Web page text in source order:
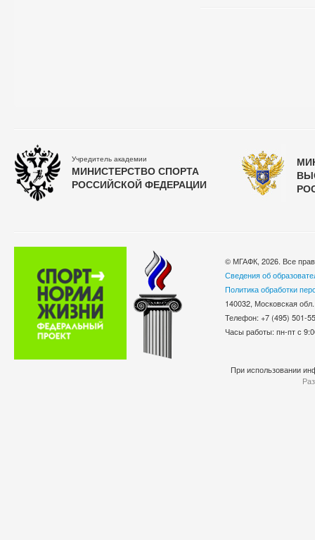
Учредитель академии
МИНИСТЕРСТВО СПОРТА
РОССИЙСКОЙ ФЕДЕРАЦИИ
© МГАФК, 2026. Все
Сведения об
Политика обработки
140032, Московская
Телефон: +7 (495)
Часы работы: пн-пт с
При использовании